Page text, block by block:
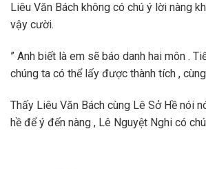
Liêu Văn Bách không có chú ý lời nàng
vậy cười.
” Anh biết là em sẽ báo danh hai môn .
chúng ta có thể lấy được thành tích ,
Thấy Liêu Văn Bách cùng Lê Sở Hề nói
hề để ý đến nàng , Lê Nguyệt Nghi có